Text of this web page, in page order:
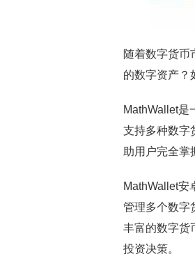
随着数字货币
的数字资产？
MathWallet是
支持多种数字
助用户完全掌
MathWallet安
管理多个数字
丰富的数字货
投资决策。